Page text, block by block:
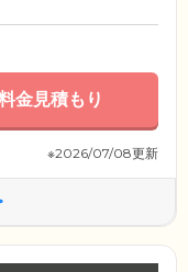
金見積もり
※2026/07/08更新